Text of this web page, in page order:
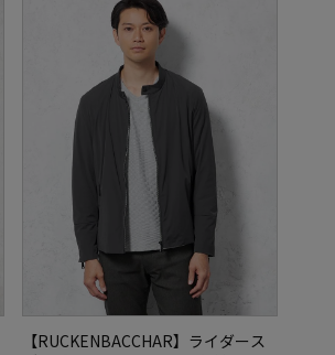
【RUCKENBACCHAR】ライダース